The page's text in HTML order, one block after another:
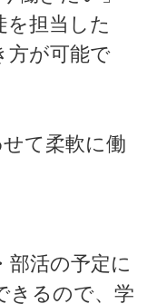
を担当した
方が可能で
て柔軟に働
部活の予定に
きるので、学